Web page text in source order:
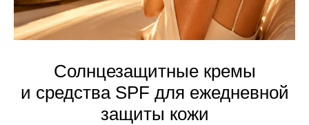
Солнцезащитные кремы
и средства SPF для ежедневной
защиты кожи